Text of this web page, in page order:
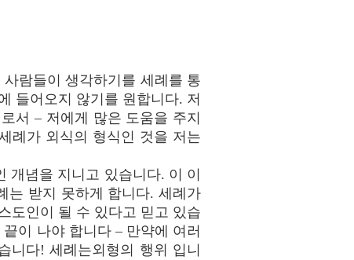
람들이 생각하기를 세례를 통
들어오지 않기를 원합니다. 저
서 – 저에게 많은 도움을 주지
례가 외식의 형식인 것을 저는
념을 지니고 있습니다. 이 이
는 받지 못하게 합니다. 세례가
도인이 될 수 있다고 믿고 있습
이 나야 합니다 – 만약에 여러
니다! 세례는외형의 행위 입니